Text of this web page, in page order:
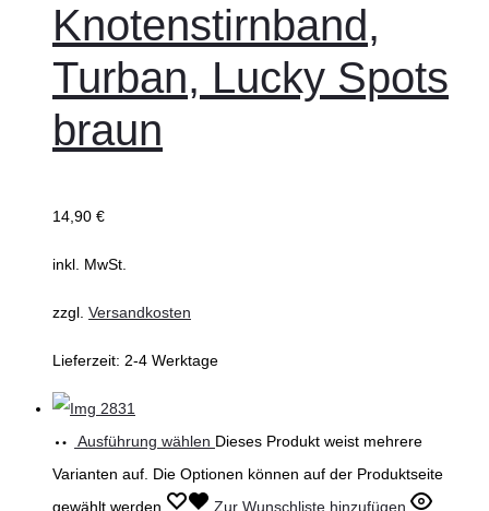
Knotenstirnband,
Turban, Lucky Spots
braun
14,90 €
inkl. MwSt.
zzgl. Versandkosten
Lieferzeit: 2-4 Werktage
Ausführung wählen Dieses Produkt weist mehrere
Varianten auf. Die Optionen können auf der Produktseite
gewählt werden
Zur Wunschliste hinzufügen